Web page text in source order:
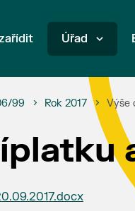
Úřad
99 Rok 2017 Výše